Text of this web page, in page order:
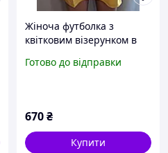
Жіноча футболка з
квітковим візерунком в
Готово до відправки
670₴
Купити